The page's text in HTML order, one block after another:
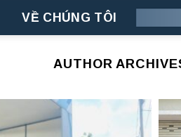
VỀ CHÚNG TÔI
AUTHOR